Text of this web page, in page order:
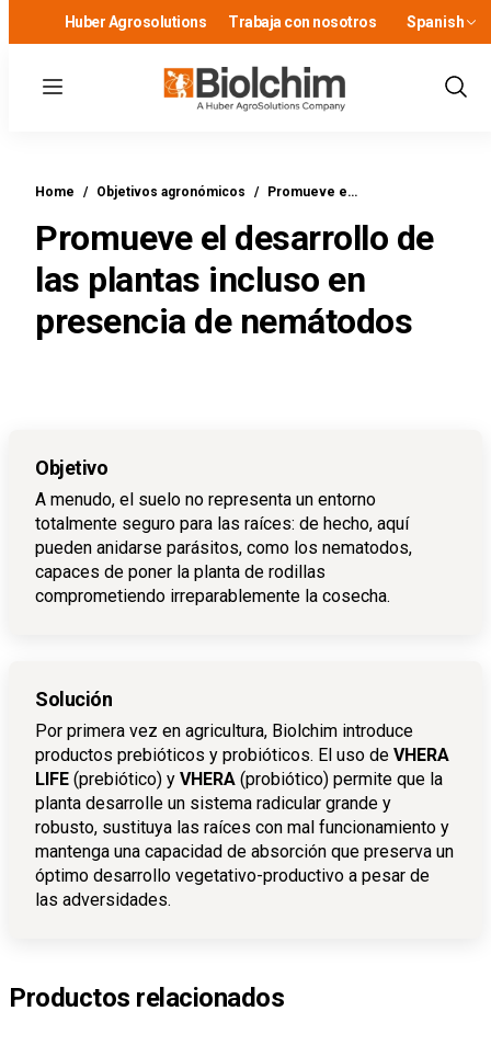
Huber Agrosolutions Trabaja con nosotros Spanish
Menu
Show
Home / Objetivos agronómicos / Promueve e…
Promueve el desarrollo de
las plantas incluso en
presencia de nemátodos
Objetivo
A menudo, el suelo no representa un entorno
totalmente seguro para las raíces: de hecho, aquí
pueden anidarse parásitos, como los nematodos,
capaces de poner la planta de rodillas
comprometiendo irreparablemente la cosecha.
Solución
Por primera vez en agricultura, Biolchim introduce
productos prebióticos y probióticos. El uso de VHERA
LIFE (prebiótico) y VHERA (probiótico) permite que la
planta desarrolle un sistema radicular grande y
robusto, sustituya las raíces con mal funcionamiento y
mantenga una capacidad de absorción que preserva un
óptimo desarrollo vegetativo-productivo a pesar de
las adversidades.
Productos relacionados